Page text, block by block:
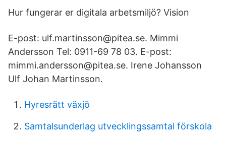
Hur fungerar er digitala arbetsmiljö? Vision
E-post: ulf.martinsson@pitea.se. Mimmi
Andersson Tel: 0911-69 78 03. E-post:
mimmi.andersson@pitea.se. Irene Johansson
Ulf Johan Martinsson.
Hyresrätt växjö
Samtalsunderlag utvecklingssamtal förskola